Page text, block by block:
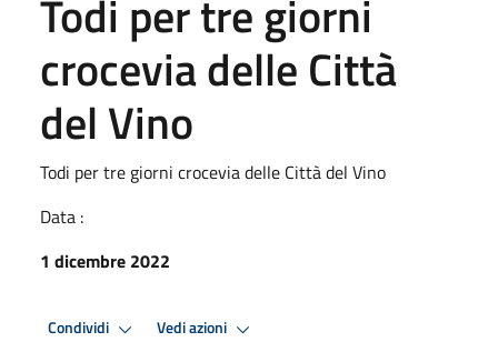
Todi per tre giorni
crocevia delle Città
del Vino
Todi per tre giorni crocevia delle Città del Vino
Data :
1 dicembre 2022
Condividi Vedi azioni